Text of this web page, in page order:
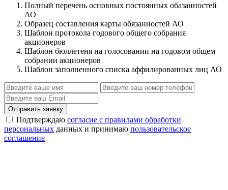
Полный перечень основных постоянных обазанностей
АО
Образец составления карты обязанностей АО
Шаблон протокола годового общего собрания
акционеров
Шаблон бюллетеня на голосовании на годовом общем
собрании акционеров
Шаблон заполненного списка аффилированных лиц АО
Отправить заявку
Подтверждаю согласие с правилами обработки
персональных данных и принимаю пользовательское
соглашение